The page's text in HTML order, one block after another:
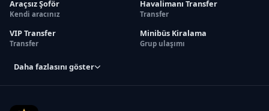
Araçsız Şoför
Kendi aracınız
Havalimanı Transfer
Transfer
VIP Transfer
Transfer
Minibüs Kiralama
Grup ulaşımı
Daha fazlasını göster